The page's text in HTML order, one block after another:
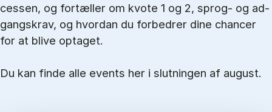
ces­sen, og for­tæl­ler om kvo­te 1 og 2, sprog- og ad­
gangs­krav, og hvordan du forbedrer dine chancer
for at blive optaget.
Du kan finde alle events her i slutningen af august.